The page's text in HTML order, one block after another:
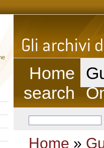
Home
search
Home »